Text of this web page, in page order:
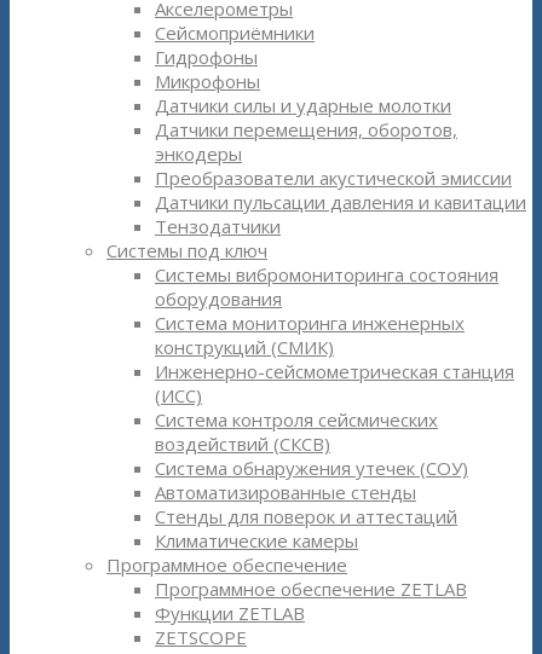
Акселерометры
Сейсмоприёмники
Гидрофоны
Микрофоны
Датчики силы и ударные молотки
Датчики перемещения, оборотов,
энкодеры
Преобразователи акустической эмиссии
Датчики пульсации давления и кавитации
Тензодатчики
Системы под ключ
Системы вибромониторинга состояния
оборудования
Система мониторинга инженерных
конструкций (СМИК)
Инженерно-сейсмометрическая станция
(ИСС)
Система контроля сейсмических
воздействий (СКСВ)
Система обнаружения утечек (СОУ)
Автоматизированные стенды
Стенды для поверок и аттестаций
Климатические камеры
Программное обеспечение
Программное обеспечение ZETLAB
Функции ZETLAB
ZETSCOPE